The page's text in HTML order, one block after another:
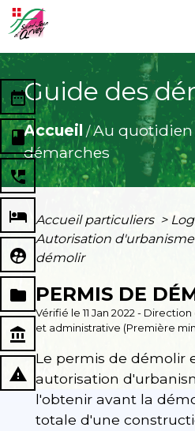
Guide des
Accueil /Au quotidien
démarches
date_range
book
perm_phone_msg
local_hotel
supervised_user_circle
folder
account_balance
report_problem
Accueil particuliers >
Autorisation d'urbanisme
démolir
PERMIS DE
Vérifié le 11 Jan 2022 -
et administrative (Première
Le permis de démolir
autorisation
l'obtenir avant la
totale d'une